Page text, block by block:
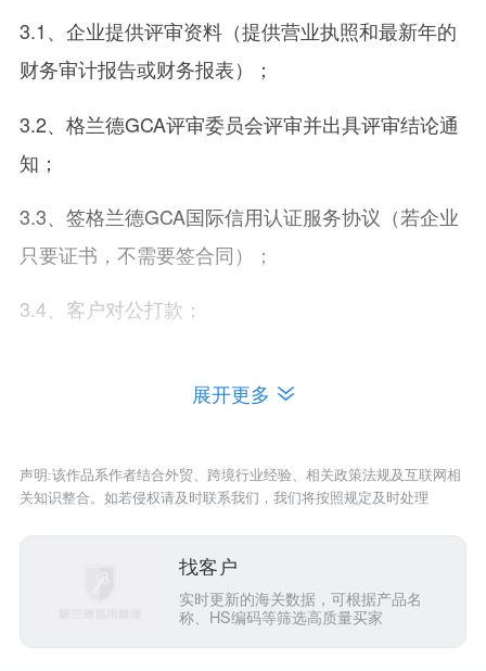
3.1、企业提供评审资料（提供营业执照和最新年的
财务审计报告或财务报表）；
3.2、格兰德GCA评审委员会评审并出具评审结论通
知；
3.3、签格兰德GCA国际信用认证服务协议（若企业
只要证书，不需要签合同）；
3.4、客户对公打款；
GCA认证被推荐广泛运用于国际采购、国际招投
门展现优质信用的权威背书。
展开更多
声明:该作品系作者结合外贸、跨境行业经验、相关政策法规及互联网相
关知识整合。如若侵权请及时联系我们，我们将按照规定及时处理
找客户
实时更新的海关数据，可根据产品名
称、HS编码等筛选高质量买家